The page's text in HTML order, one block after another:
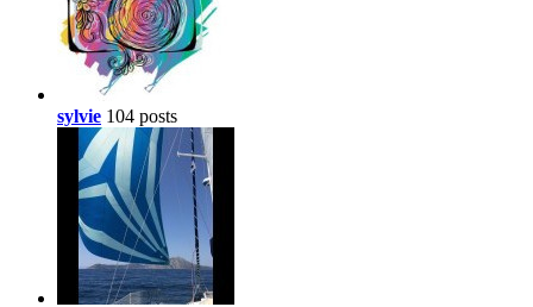
sylvie 104 posts